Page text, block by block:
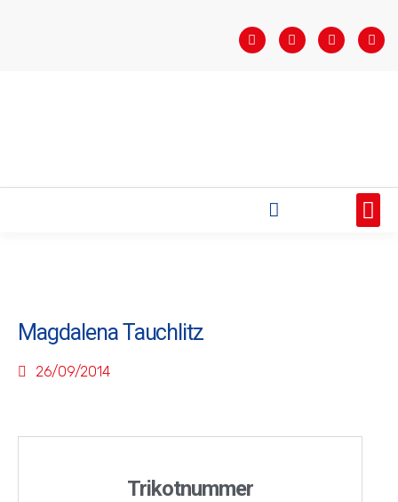
Magdalena Tauchlitz
26/09/2014
Trikotnummer